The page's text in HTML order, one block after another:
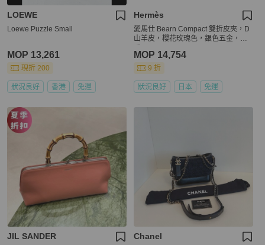
LOEWE
Loewe Puzzle Small
MOP 13,261
現折 200
狀況良好 香港 免運
Hermès
愛馬仕 Bearn Compact 雙折皮夾，D
山羊皮，櫻花玫瑰色，銀色五金，二
MOP 14,754
9 折
狀況良好 日本 免運
JIL SANDER Chanel